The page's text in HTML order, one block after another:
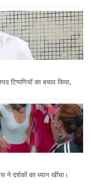
टिप्पणियों का बचाव किया,
ने दर्शकों का ध्यान खींचा।